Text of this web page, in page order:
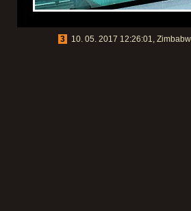
3 10. 05. 2017 12:26:01,